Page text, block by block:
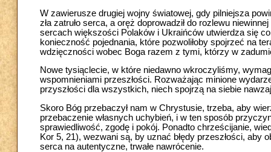
W zawierusze drugiej wojny światowej, gdy pilniejsza
zła zatruło serca, a oręż doprowadził do rozlewu
sercach większości Polaków i Ukraińców utwierdza się
konieczność pojednania, które pozwoliłoby spojrzeć na
wdzięczności wobec Boga razem z tymi, którzy w
Nowe tysiąclecie, w które niedawno wkroczyliśmy,
wspomnieniami przeszłości. Rozważając minione
przyszłości dla wszystkich, niech spojrzą na siebie
Skoro Bóg przebaczył nam w Chrystusie, trzeba, aby
przebaczenie własnych uchybień, i w ten sposób
sprawiedliwość, zgodę i pokój. Ponadto chrześcijanie,
Kor 5, 21), wezwani są, by uznać błędy przeszłości,
serca na autentyczne, trwałe nawrócenie.